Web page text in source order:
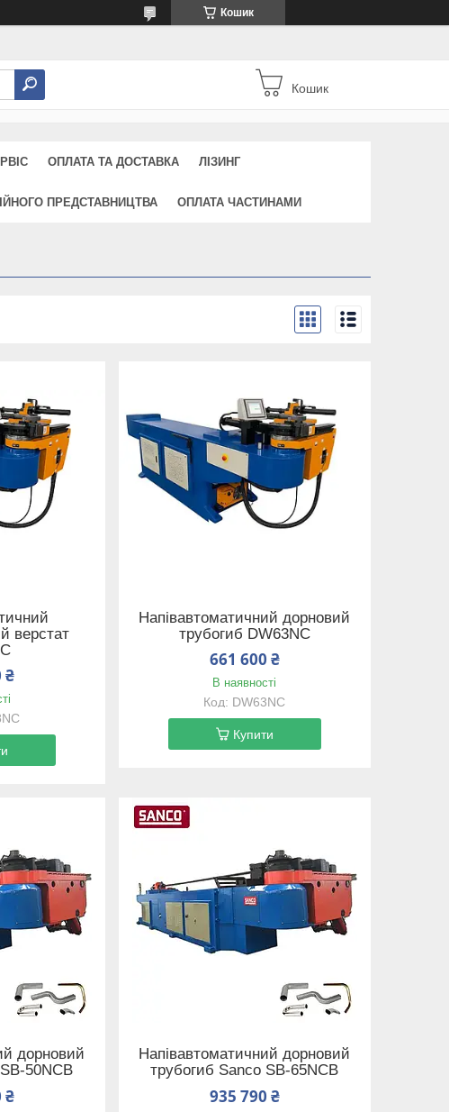
Кошик
Кошик
ОПЛАТА ТА ДОСТАВКА ЛІЗИНГ
ПРЕДСТАВНИЦТВА ОПЛАТА ЧАСТИНАМИ
верстат
₴
Напівавтоматичний дорновий
трубогиб DW63NC
661 600 ₴
В наявності
DW63NC
Купити
дорновий
50NCB
₴
Напівавтоматичний дорновий
трубогиб Sanco SB-65NCB
935 790 ₴